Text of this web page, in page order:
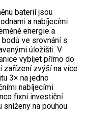
baterií jsou
a nabíjecími
energie a
ve srovnání s
úložišti. V
vybíjet přímo do
zařízení zvýší na více
3× na jedno
nabíjecími
fixní investiční
sníženy na pouhou